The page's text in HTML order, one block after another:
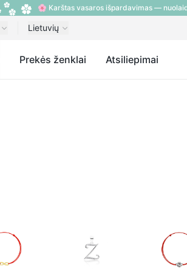
🌸 Karštas vasaros išpardavimas —
Lietuvių
Prekės ženklai Atsiliepimai